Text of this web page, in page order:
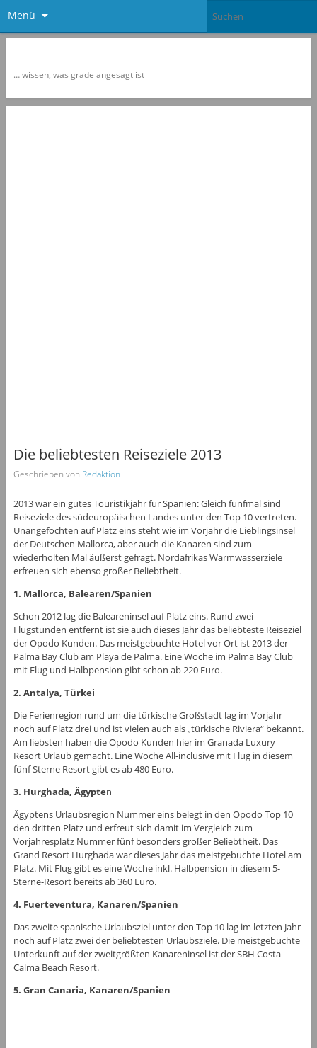
Menü
… wissen, was grade angesagt ist
Die beliebtesten Reiseziele 2013
Geschrieben von Redaktion
2013 war ein gutes Touristikjahr für Spanien: Gleich fünfmal sind
Reiseziele des südeuropäischen Landes unter den Top 10 vertreten.
Unangefochten auf Platz eins steht wie im Vorjahr die Lieblingsinsel
der Deutschen Mallorca, aber auch die Kanaren sind zum
wiederholten Mal äußerst gefragt. Nordafrikas Warmwasserziele
erfreuen sich ebenso großer Beliebtheit.
1. Mallorca, Balearen/Spanien
Schon 2012 lag die Baleareninsel auf Platz eins. Rund zwei
Flugstunden entfernt ist sie auch dieses Jahr das beliebteste Reiseziel
der Opodo Kunden. Das meistgebuchte Hotel vor Ort ist 2013 der
Palma Bay Club am Playa de Palma. Eine Woche im Palma Bay Club
mit Flug und Halbpension gibt schon ab 220 Euro.
2. Antalya, Türkei
Die Ferienregion rund um die türkische Großstadt lag im Vorjahr
noch auf Platz drei und ist vielen auch als „türkische Riviera“ bekannt.
Am liebsten haben die Opodo Kunden hier im Granada Luxury
Resort Urlaub gemacht. Eine Woche All-inclusive mit Flug in diesem
fünf Sterne Resort gibt es ab 480 Euro.
3. Hurghada, Ägypten
Ägyptens Urlaubsregion Nummer eins belegt in den Opodo Top 10
den dritten Platz und erfreut sich damit im Vergleich zum
Vorjahresplatz Nummer fünf besonders großer Beliebtheit. Das
Grand Resort Hurghada war dieses Jahr das meistgebuchte Hotel am
Platz. Mit Flug gibt es eine Woche inkl. Halbpension in diesem 5-
Sterne-Resort bereits ab 360 Euro.
4. Fuerteventura, Kanaren/Spanien
Das zweite spanische Urlaubsziel unter den Top 10 lag im letzten Jahr
noch auf Platz zwei der beliebtesten Urlaubsziele. Die meistgebuchte
Unterkunft auf der zweitgrößten Kanareninsel ist der SBH Costa
Calma Beach Resort.
5. Gran Canaria, Kanaren/Spanien